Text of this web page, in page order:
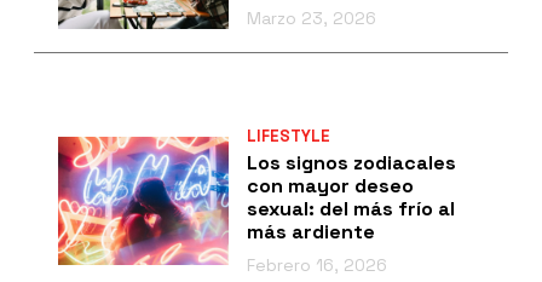
Marzo 23, 2026
LIFESTYLE
Los signos zodiacales
con mayor deseo
sexual: del más frío al
más ardiente
Febrero 16, 2026